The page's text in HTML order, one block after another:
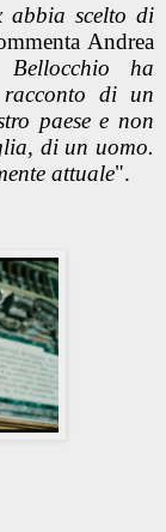
abbia scelto di
Andrea
ha
di un
paese e non
di un uomo.
attuale".